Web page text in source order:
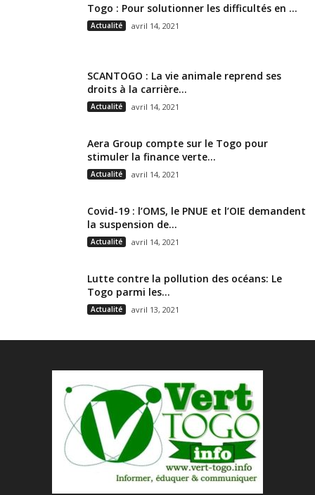
Togo : Pour solutionner les difficultés en ...
Actualité avril 14, 2021
SCANTOGO : La vie animale reprend ses
droits à la carrière...
Actualité avril 14, 2021
Aera Group compte sur le Togo pour
stimuler la finance verte...
Actualité avril 14, 2021
Covid-19 : l’OMS, le PNUE et l’OIE demandent
la suspension de...
Actualité avril 14, 2021
Lutte contre la pollution des océans: Le
Togo parmi les...
Actualité avril 13, 2021